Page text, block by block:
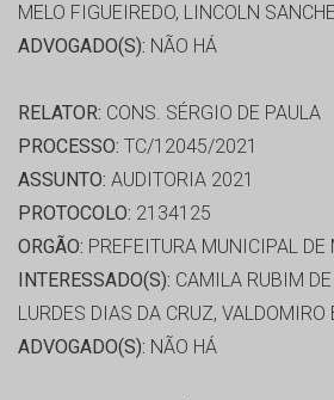
MELO FIGUEIREDO, LINCOLN
ADVOGADO(S): NÃO HÁ
RELATOR: CONS. SÉRGIO DE PAULA
PROCESSO: TC/12045/2021
ASSUNTO: AUDITORIA 2021
PROTOCOLO: 2134125
ORGÃO: PREFEITURA MUNICIPAL DE
INTERESSADO(S): CAMILA RUBIM
LURDES DIAS DA CRUZ, VALDOMIRO
ADVOGADO(S): NÃO HÁ